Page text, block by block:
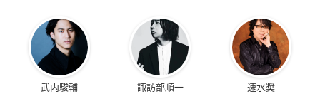
武内駿輔 諏訪部順一 速水奨